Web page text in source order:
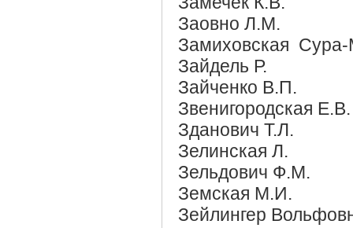
Заовно Л.М.
Замиховская
Зайдель Р.
Зайченко В.П.
Звенигородская Е.В.
Зданович Т.Л.
Зелинская Л.
Зельдович Ф.М.
Земская М.И.
Зейлингер